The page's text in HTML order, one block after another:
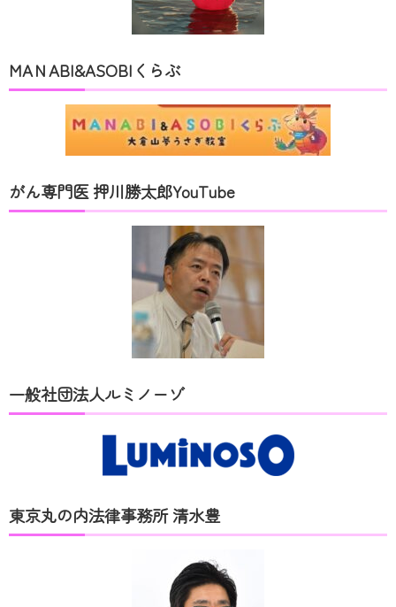
MAＮABI&ASOBIくらぶ
がん専門医 押川勝太郎YouTube
一般社団法人ルミノーゾ
東京丸の内法律事務所 清水豊